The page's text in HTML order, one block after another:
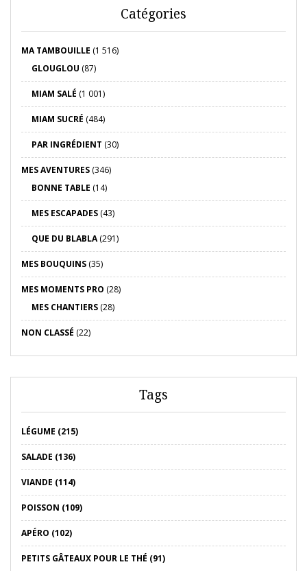
Catégories
MA TAMBOUILLE (1 516)
GLOUGLOU (87)
MIAM SALÉ (1 001)
MIAM SUCRÉ (484)
PAR INGRÉDIENT (30)
MES AVENTURES (346)
BONNE TABLE (14)
MES ESCAPADES (43)
QUE DU BLABLA(291)
MES BOUQUINS (35)
MES MOMENTS PRO (28)
MES CHANTIERS (28)
NON CLASSÉ (22)
Tags
LÉGUME (215)
SALADE (136)
VIANDE (114)
POISSON (109)
APÉRO (102)
PETITS GÂTEAUX POUR LE THÉ (91)